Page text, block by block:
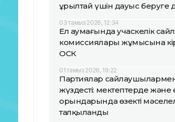
Құрылтай үшін дауыс беруге
03 тамыз 2026, 12:34
Ел аумағында учаскелік
комиссиялары жұмысына
ОСК
01 тамыз 2026, 19:22
Партиялар
жүздесті: мектептерде және
орындарында өзекті
талқыланды